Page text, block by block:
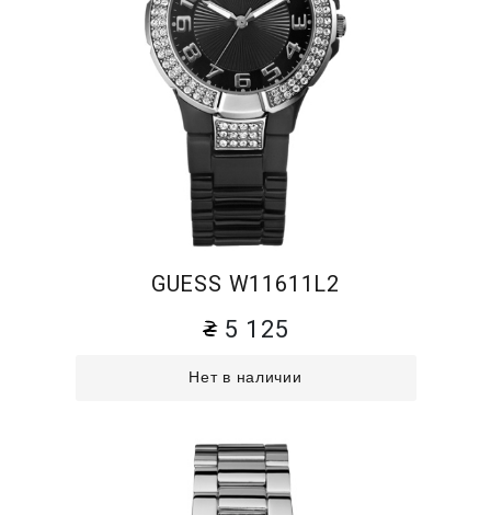
GUESS W11611L2
5 125
Нет в наличии